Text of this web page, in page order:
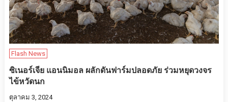
Flash News
ซิเนอร์เจีย แอนนิมอล ผลักดันฟาร์มปลอดภัย ร่วมหยุดวงจร
ไข้หวัดนก
ตุลาคม 3, 2024